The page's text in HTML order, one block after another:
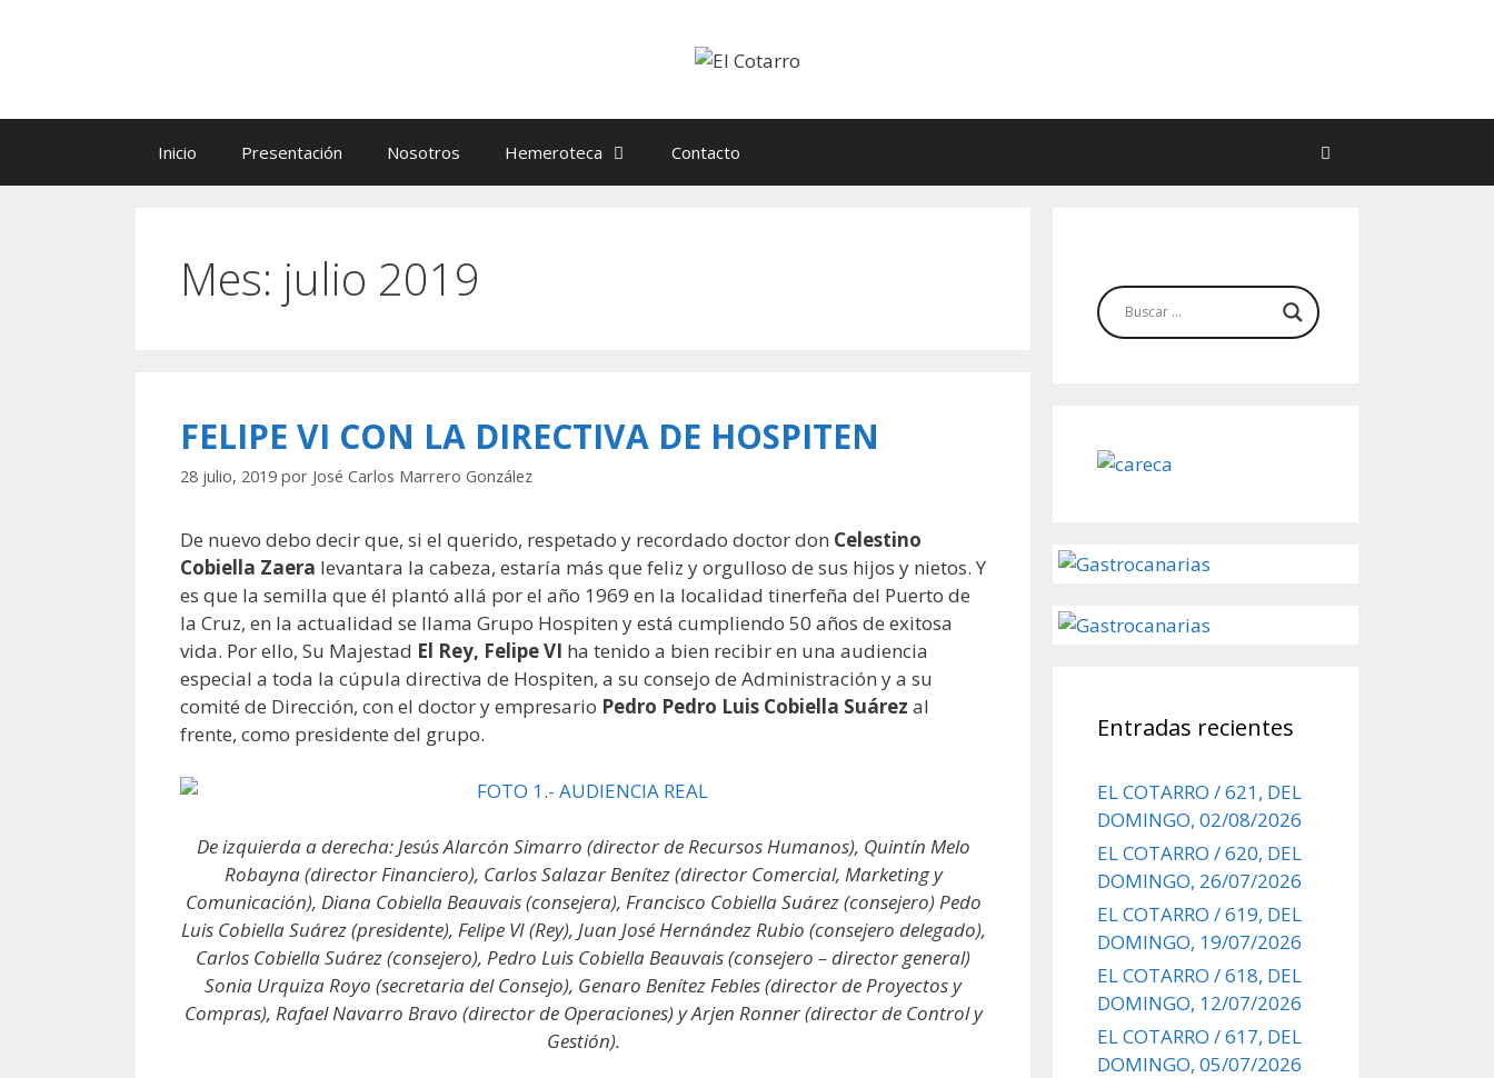
Inicio Presentación Nosotros Hemeroteca Contacto
Mes: julio 2019
FELIPE VI CON LA DIRECTIVA DE HOSPITEN
28 julio, 2019 por José Carlos Marrero González
De nuevo debo decir que, si el querido, respetado y recordado doctor don Celestino
Cobiella Zaera levantara la cabeza, estaría más que feliz y orgulloso de sus hijos y nietos. Y
es que la semilla que él plantó allá por el año 1969 en la localidad tinerfeña del Puerto de
la Cruz, en la actualidad se llama Grupo Hospiten y está cumpliendo 50 años de exitosa
vida. Por ello, Su Majestad El Rey, Felipe VI ha tenido a bien recibir en una audiencia
especial a toda la cúpula directiva de Hospiten, a su consejo de Administración y a su
comité de Dirección, con el doctor y empresario Pedro Pedro Luis Cobiella Suárez al
frente, como presidente del grupo.
De izquierda a derecha: Jesús Alarcón Simarro (director de Recursos Humanos), Quintín Melo
Robayna (director Financiero), Carlos Salazar Benítez (director Comercial, Marketing y
Comunicación), Diana Cobiella Beauvais (consejera), Francisco Cobiella Suárez (consejero) Pedo
Luis Cobiella Suárez (presidente), Felipe VI (Rey), Juan José Hernández Rubio (consejero delegado),
Carlos Cobiella Suárez (consejero), Pedro Luis Cobiella Beauvais (consejero – director general)
Sonia Urquiza Royo (secretaria del Consejo), Genaro Benítez Febles (director de Proyectos y
Compras), Rafael Navarro Bravo (director de Operaciones) y Arjen Ronner (director de Control y
Gestión).
Entradas recientes
EL COTARRO / 621, DEL
DOMINGO, 02/08/2026
EL COTARRO / 620, DEL
DOMINGO, 26/07/2026
EL COTARRO / 619, DEL
DOMINGO, 19/07/2026
EL COTARRO / 618, DEL
DOMINGO, 12/07/2026
EL COTARRO / 617, DEL
DOMINGO, 05/07/2026